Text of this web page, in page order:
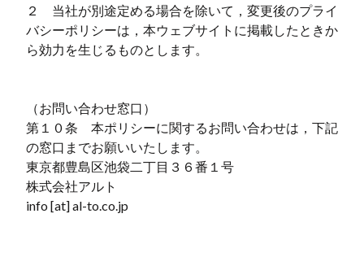
２ 当社が別途定める場合を除いて，変更後のプライ
バシーポリシーは，本ウェブサイトに掲載したときか
ら効力を生じるものとします。
（お問い合わせ窓口）
第１０条 本ポリシーに関するお問い合わせは，下記
の窓口までお願いいたします。
東京都豊島区池袋二丁目３６番１号
株式会社アルト
info [at] al-to.co.jp